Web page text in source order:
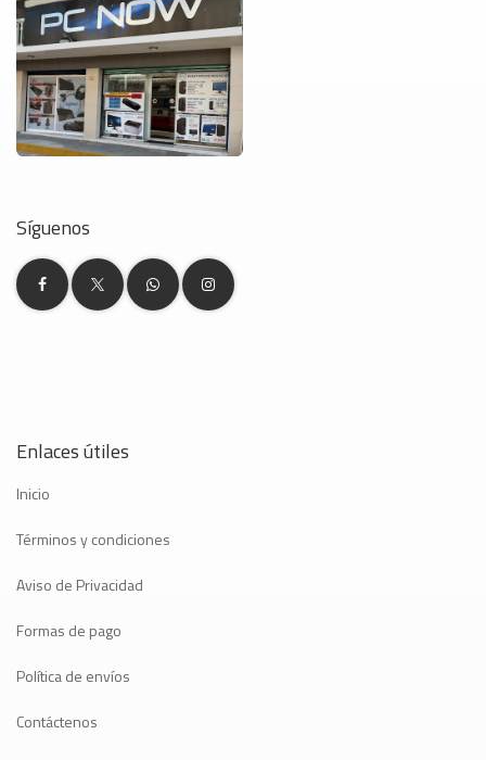
Síguenos
Enlaces útiles
Inicio
Términos y condiciones
Aviso de Privacidad
Formas de pago
Política de envíos
Contáctenos